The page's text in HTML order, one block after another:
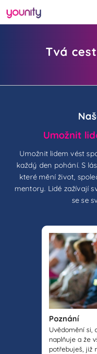
Tvá
Umožnit
Umožnit lidem vést
každý den pohání. S
které mění život,
mentory. Lidé zažívají
se se
Poznání
Uvědomění si,
naplňuje a že
potřebuješ, již
Tohle je